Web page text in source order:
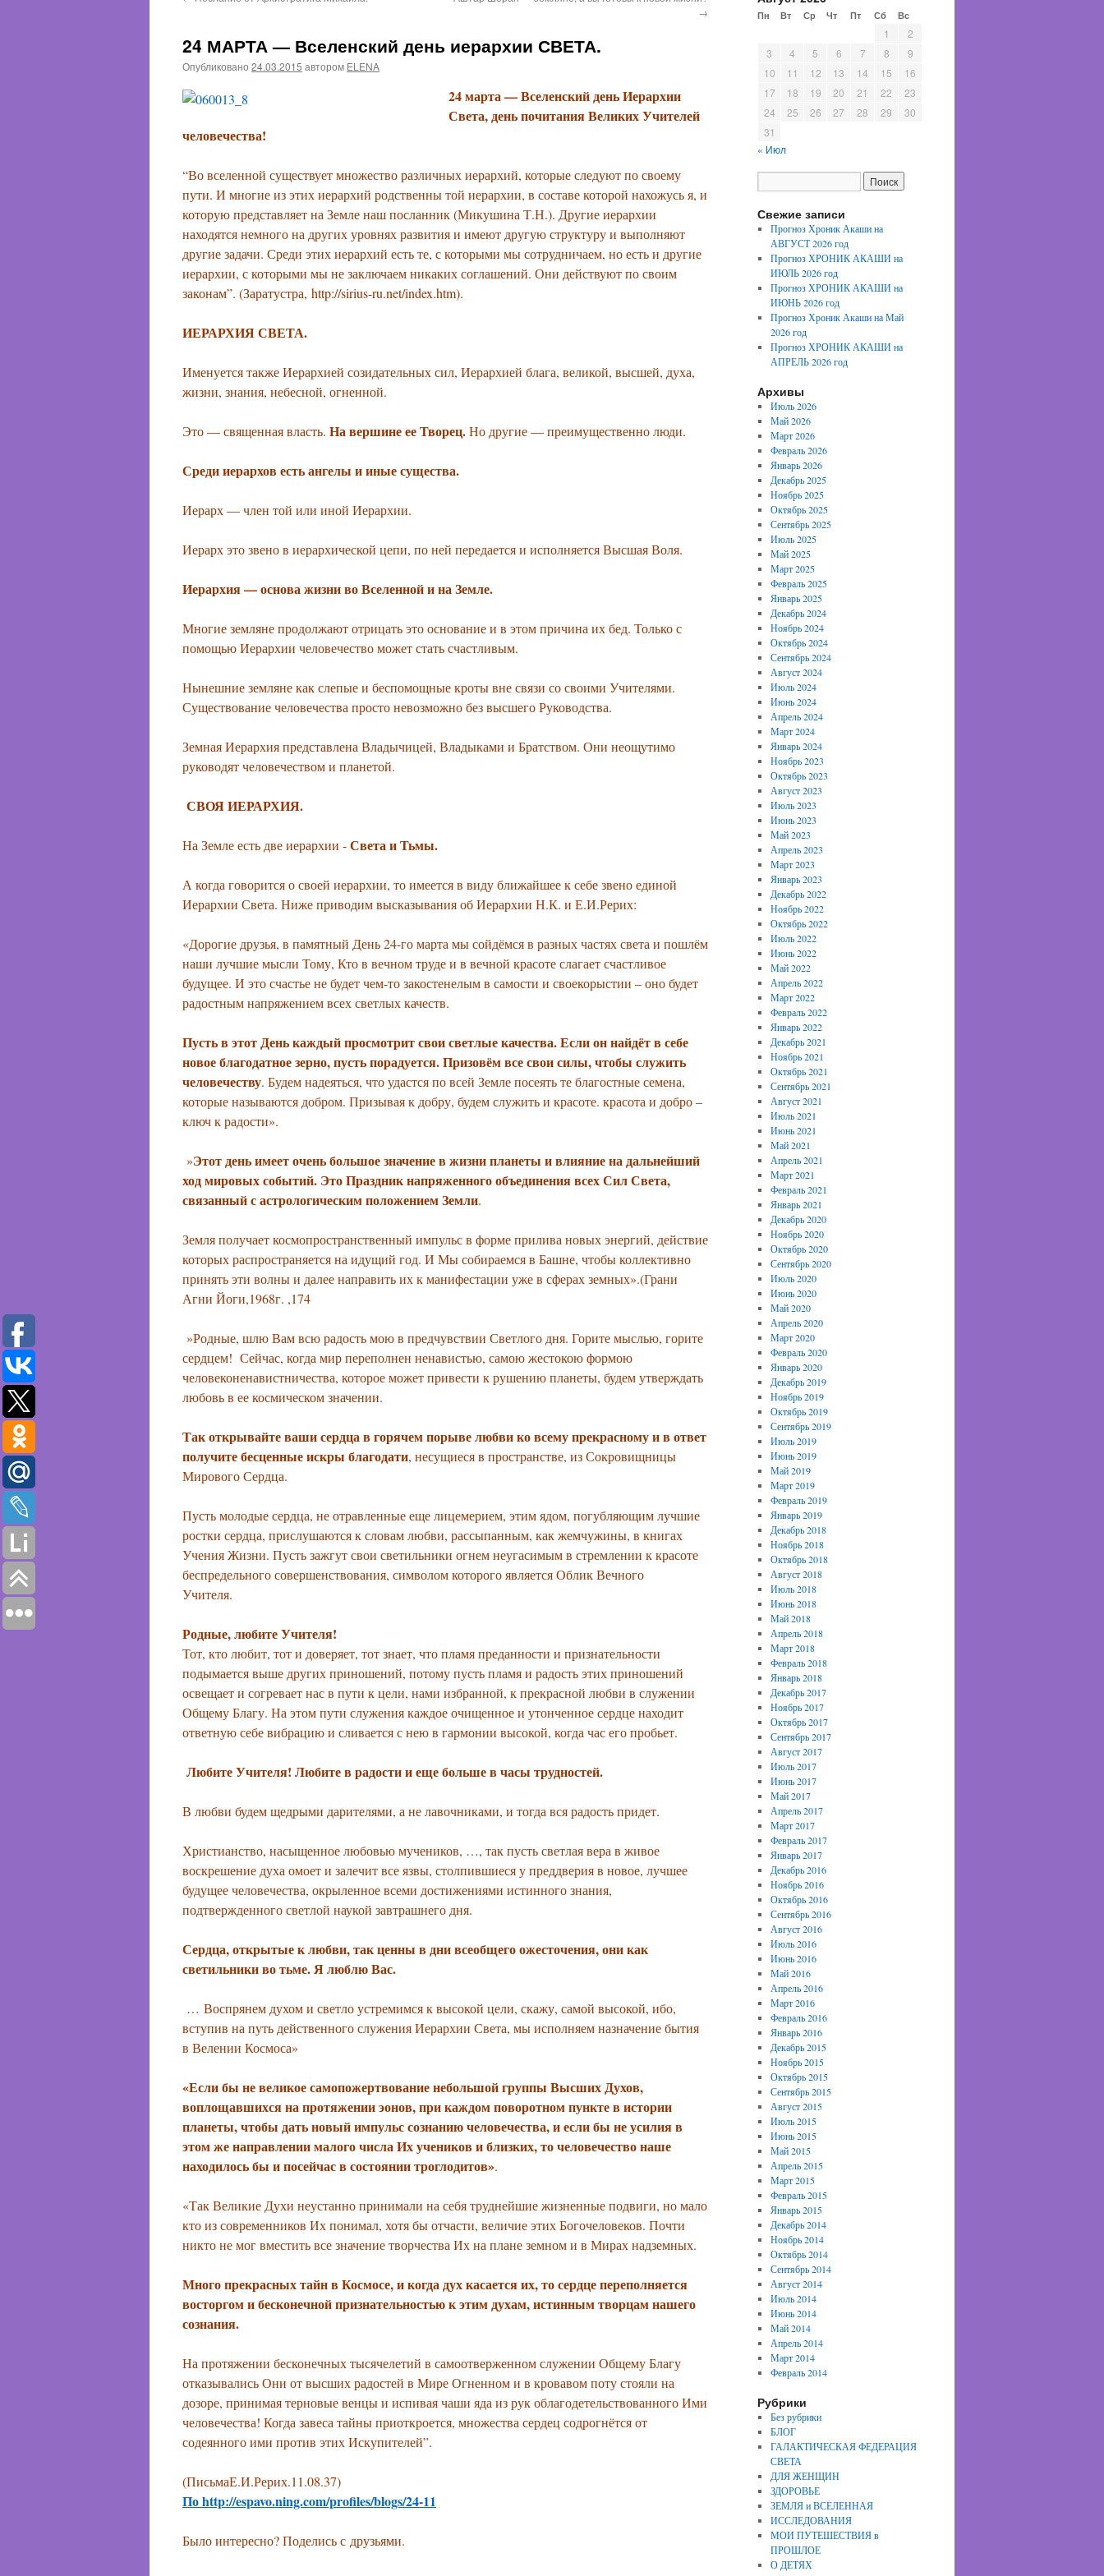
содержимому
→
24 МАРТА — Вселенский день иерархии СВЕТА.
Опубликовано 24.03.2015 автором ELENA
24 марта — Вселенский день Иерархии
Света, день почитания Великих Учителей
человечества!
“Во вселенной существует множество различных иерархий, которые следуют по своему
пути. И многие из этих иерархий родственны той иерархии, в составе которой нахожусь я, и
которую представляет на Земле наш посланник (Микушина Т.Н.). Другие иерархии
находятся немного на других уровнях развития и имеют другую структуру и выполняют
другие задачи. Среди этих иерархий есть те, с которыми мы сотрудничаем, но есть и другие
иерархии, с которыми мы не заключаем никаких соглашений. Они действуют по своим
законам”. (Заратустра, http://sirius-ru.net/index.htm).
ИЕРАРХИЯ СВЕТА.
Именуется также Иерархией созидательных сил, Иерархией блага, великой, высшей, духа,
жизни, знания, небесной, огненной.
Это — священная власть. На вершине ее Творец.Но другие — преимущественно люди.
Среди иерархов есть ангелы и иные существа.
Иерарх — член той или иной Иерархии.
Иерарх это звено в иерархической цепи, по ней передается и исполняется Высшая Воля.
Иерархия — основа жизни во Вселенной и на Земле.
Многие земляне продолжают отрицать это основание и в этом причина их бед. Только с
помощью Иерархии человечество может стать счастливым.
Нынешние земляне как слепые и беспомощные кроты вне связи со своими Учителями.
Существование человечества просто невозможно без высшего Руководства.
Земная Иерархия представлена Владычицей, Владыками и Братством. Они неощутимо
руководят человечеством и планетой.
СВОЯ ИЕРАРХИЯ.
На Земле есть две иерархии -Света и Тьмы.
А когда говорится о своей иерархии, то имеется в виду ближайшее к себе звено единой
Иерархии Света. Ниже приводим высказывания об Иерархии Н.К. и Е.И.Рерих:
«Дорогие друзья, в памятный День 24-го марта мы сойдёмся в разных частях света и пошлём
наши лучшие мысли Тому, Кто в вечном труде и в вечной красоте слагает счастливое
будущее. И это счастье не будет чем-то закостенелым в самости и своекорыстии – оно будет
радостным напряжением всех светлых качеств.
Пусть в этот День каждый просмотрит свои светлые качества. Если он найдёт в себе
новое благодатное зерно, пусть порадуется. Призовём все свои силы, чтобы служить
человечеству. Будем надеяться, что удастся по всей Земле посеять те благостные семена,
которые называются добром. Призывая к добру, будем служить и красоте. красота и добро –
ключ к радости».
»Этот день имеет очень большое значение в жизни планеты и влияние на дальнейший
ход мировых событий. Это Праздник напряженного объединения всех Сил Света,
связанный с астрологическим положением Земли.
Земля получает космопространственный импульс в форме прилива новых энергий, действие
которых распространяется на идущий год. И Мы собираемся в Башне, чтобы коллективно
принять эти волны и далее направить их к манифестации уже в сферах земных».(Грани
Агни Йоги,1968г. ,174
»Родные, шлю Вам всю радость мою в предчувствии Светлого дня. Горите мыслью, горите
сердцем! Сейчас, когда мир переполнен ненавистью, самою жестокою формою
человеконенавистничества, которое может привести к рушению планеты, будем утверждать
любовь в ее космическом значении.
Так открывайте ваши сердца в горячем порыве любви ко всему прекрасному и в ответ
получите бесценные искры благодати, несущиеся в пространстве, из Сокровищницы
Мирового Сердца.
Пусть молодые сердца, не отравленные еще лицемерием, этим ядом, погубляющим лучшие
ростки сердца, прислушаются к словам любви, рассыпанным, как жемчужины, в книгах
Учения Жизни. Пусть зажгут свои светильники огнем неугасимым в стремлении к красоте
беспредельного совершенствования, символом которого является Облик Вечного
Учителя.
Родные, любите Учителя!
Тот, кто любит, тот и доверяет, тот знает, что пламя преданности и признательности
подымается выше других приношений, потому пусть пламя и радость этих приношений
освещает и согревает нас в пути к цели, нами избранной, к прекрасной любви в служении
Общему Благу. На этом пути служения каждое очищенное и утонченное сердце находит
ответную себе вибрацию и сливается с нею в гармонии высокой, когда час его пробьет.
Любите Учителя! Любите в радости и еще больше в часы трудностей.
В любви будем щедрыми дарителями, а не лавочниками, и тогда вся радость придет.
Христианство, насыщенное любовью мучеников, …, так пусть светлая вера в живое
воскрешение духа омоет и залечит все язвы, столпившиеся у преддверия в новое, лучшее
будущее человечества, окрыленное всеми достижениями истинного знания,
подтвержденного светлой наукой завтрашнего дня.
Сердца, открытые к любви, так ценны в дни всеобщего ожесточения, они как
светильники во тьме. Я люблю Вас.
… Воспрянем духом и светло устремимся к высокой цели, скажу, самой высокой, ибо,
вступив на путь действенного служения Иерархии Света, мы исполняем назначение бытия
в Велении Космоса»
«Если бы не великое самопожертвование небольшой группы Высших Духов,
воплощавшихся на протяжении эонов, при каждом поворотном пункте в истории
планеты, чтобы дать новый импульс сознанию человечества, и если бы не усилия в
этом же направлении малого числа Их учеников и близких, то человечество наше
находилось бы и посейчас в состоянии троглодитов».
«Так Великие Духи неустанно принимали на себя труднейшие жизненные подвиги, но мало
кто из современников Их понимал, хотя бы отчасти, величие этих Богочеловеков. Почти
никто не мог вместить все значение творчества Их на плане земном и в Мирах надземных.
Много прекрасных тайн в Космосе, и когда дух касается их, то сердце переполняется
восторгом и бесконечной признательностью к этим духам, истинным творцам нашего
сознания.
На протяжении бесконечных тысячелетий в самоотверженном служении Общему Благу
отказывались Они от высших радостей в Мире Огненном и в кровавом поту стояли на
дозоре, принимая терновые венцы и испивая чаши яда из рук облагодетельствованного Ими
человечества! Когда завеса тайны приоткроется, множества сердец содрогнётся от
содеянного ими против этих Искупителей”.
(ПисьмаЕ.И.Рерих.11.08.37)
По http://espavo.ning.com/profiles/blogs/24-11
Было интересно? Поделись с друзьями.
Пн Вт Ср Чт Пт Сб Вс
« Июл
1
2
3
4 5 6 7 8
9
10
11 12 13 14 15
16
17
18 19 20 21 22
23
24
25 26 27 28 29
30
31
Свежие записи
Прогноз Хроник Акаши на
АВГУСТ 2026 год
Прогноз ХРОНИК АКАШИ на
ИЮЛЬ 2026 год
Прогноз ХРОНИК АКАШИ на
ИЮНЬ 2026 год
Прогноз Хроник Акаши на Май
2026 год
Прогноз ХРОНИК АКАШИ на
АПРЕЛЬ 2026 год
Архивы
Июль 2026
Май 2026
Март 2026
Февраль 2026
Январь 2026
Декабрь 2025
Ноябрь 2025
Октябрь 2025
Сентябрь 2025
Июль 2025
Май 2025
Март 2025
Февраль 2025
Январь 2025
Декабрь 2024
Ноябрь 2024
Октябрь 2024
Сентябрь 2024
Август 2024
Июль 2024
Июнь 2024
Апрель 2024
Март 2024
Январь 2024
Ноябрь 2023
Октябрь 2023
Август 2023
Июль 2023
Июнь 2023
Май 2023
Апрель 2023
Март 2023
Январь 2023
Декабрь 2022
Ноябрь 2022
Октябрь 2022
Июль 2022
Июнь 2022
Май 2022
Апрель 2022
Март 2022
Февраль 2022
Январь 2022
Декабрь 2021
Ноябрь 2021
Октябрь 2021
Сентябрь 2021
Август 2021
Июль 2021
Июнь 2021
Май 2021
Апрель 2021
Март 2021
Февраль 2021
Январь 2021
Декабрь 2020
Ноябрь 2020
Октябрь 2020
Сентябрь 2020
Июль 2020
Июнь 2020
Май 2020
Апрель 2020
Март 2020
Февраль 2020
Январь 2020
Декабрь 2019
Ноябрь 2019
Октябрь 2019
Сентябрь 2019
Июль 2019
Июнь 2019
Май 2019
Март 2019
Февраль 2019
Январь 2019
Декабрь 2018
Ноябрь 2018
Октябрь 2018
Август 2018
Июль 2018
Июнь 2018
Май 2018
Апрель 2018
Март 2018
Февраль 2018
Январь 2018
Декабрь 2017
Ноябрь 2017
Октябрь 2017
Сентябрь 2017
Август 2017
Июль 2017
Июнь 2017
Май 2017
Апрель 2017
Март 2017
Февраль 2017
Январь 2017
Декабрь 2016
Ноябрь 2016
Октябрь 2016
Сентябрь 2016
Август 2016
Июль 2016
Июнь 2016
Май 2016
Апрель 2016
Март 2016
Февраль 2016
Январь 2016
Декабрь 2015
Ноябрь 2015
Октябрь 2015
Сентябрь 2015
Август 2015
Июль 2015
Июнь 2015
Май 2015
Апрель 2015
Март 2015
Февраль 2015
Январь 2015
Декабрь 2014
Ноябрь 2014
Октябрь 2014
Сентябрь 2014
Август 2014
Июль 2014
Июнь 2014
Май 2014
Апрель 2014
Март 2014
Февраль 2014
Рубрики
Без рубрики
БЛОГ
ГАЛАКТИЧЕСКАЯ ФЕДЕРАЦИЯ
СВЕТА
ДЛЯ ЖЕНЩИН
ЗДОРОВЬЕ
ЗЕМЛЯ и ВСЕЛЕННАЯ
ИССЛЕДОВАНИЯ
МОИ ПУТЕШЕСТВИЯ в
ПРОШЛОЕ
О ДЕТЯХ